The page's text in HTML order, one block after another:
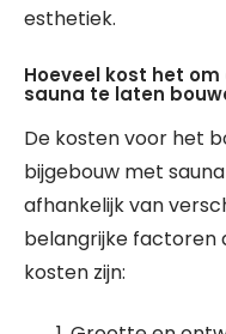
esthetiek.
Hoeveel kost het
sauna te laten
De kosten voor het
bijgebouw met
afhankelijk van
belangrijke factoren
kosten zijn: